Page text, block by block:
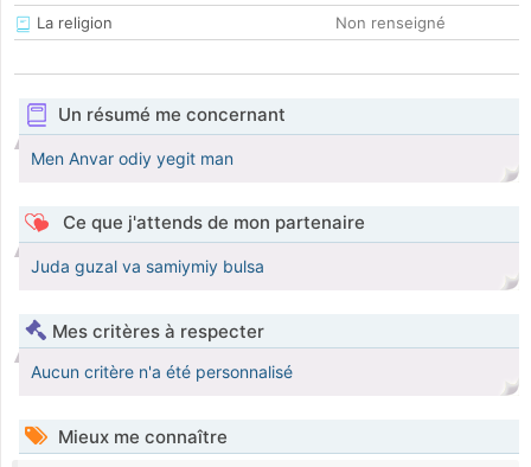
La religion
Non renseigné
Un résumé me concernant
Men Anvar odiy yegit man
Ce que j'attends de mon partenaire
Juda guzal va samiymiy bulsa
Mes critères à respecter
Aucun critère n'a été personnalisé
Mieux me connaître